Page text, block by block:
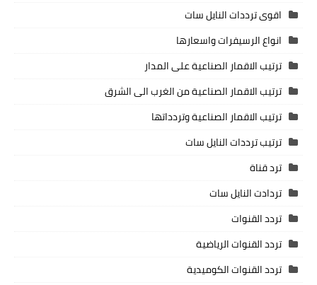
اقوى ترددات النايل سات
انواع الرسيفرات واسعارها
ترتيب الاقمار الصناعية على المدار
ترتيب الاقمار الصناعية من الغرب الى الشرق
ترتيب الاقمار الصناعية وتردداتها
ترتيب ترددات النايل سات
ترد قناة
تردادت النايل سات
تردد القنوات
تردد القنوات الرياضية
تردد القنوات الكوميدية